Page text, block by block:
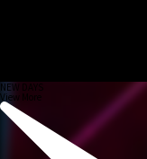
NEW DAYS
View More